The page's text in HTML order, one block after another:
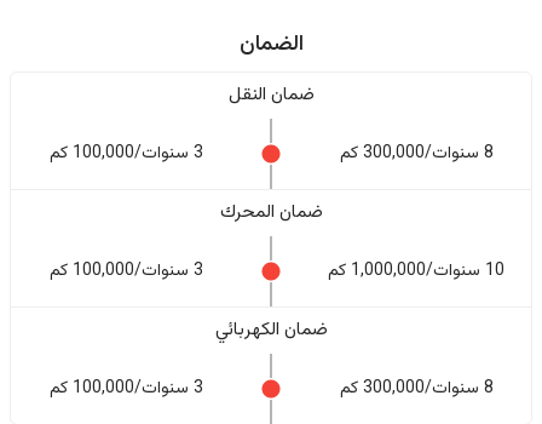
الضمان
ضمان النقل
8 سنوات/300,000 كم 3 سنوات/100,000 كم
ضمان المحرك
10 سنوات/1,000,000 كم 3 سنوات/100,000 كم
ضمان الكهربائي
8 سنوات/300,000 كم 3 سنوات/100,000 كم